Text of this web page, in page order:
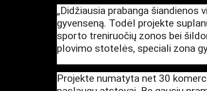
„Didžiausia prabanga šiandienos
gyvenseną. Todėl projekte
sporto treniruočių zonos bei
plovimo stotelės, speciali zona
Projekte numatyta net 30